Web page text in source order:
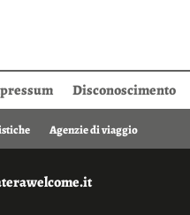
Disconoscimento
Agenzie di viaggio